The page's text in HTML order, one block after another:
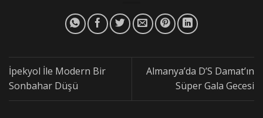
İpekyol İle Modern Bir
Sonbahar Düşü
Almanya’da D’S Damat’ın
Süper Gala Gecesi